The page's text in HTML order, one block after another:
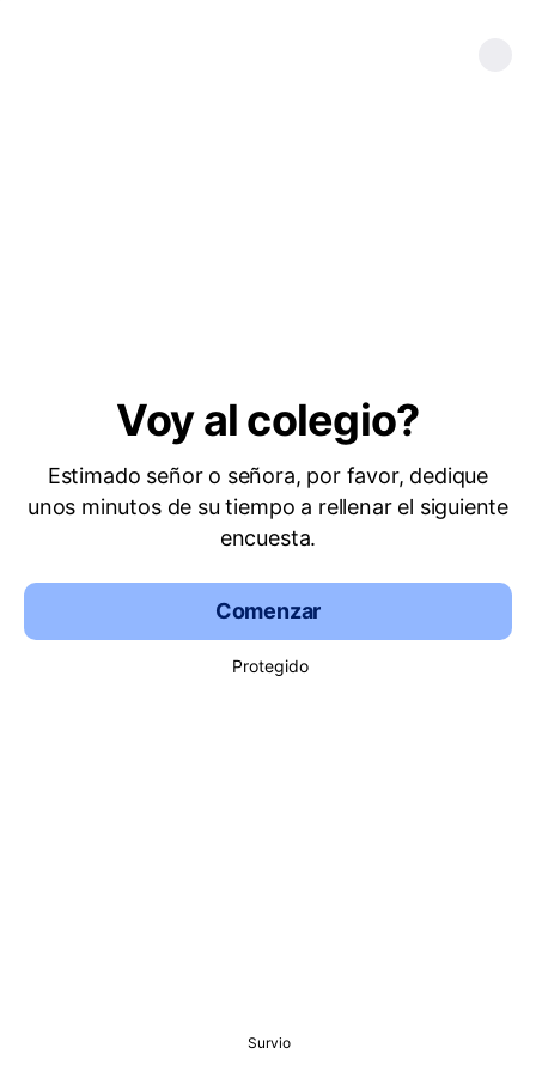
Voy al colegio?
Estimado señor o señora, por favor, dedique
unos minutos de su tiempo a rellenar el siguiente
encuesta.
Comenzar
Protegido
Survio